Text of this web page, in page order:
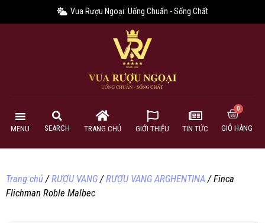
Vua Rượu Ngoại: Uống Chuẩn - Sống Chất
MENU SEARCH TRANG CHỦ GIỚI THIỆU TIN TỨC GIỎ HÀNG
Trang chủ/RƯỢU VANG/RƯỢU VANG ARGHENTINA / Finca
Flichman Roble Malbec